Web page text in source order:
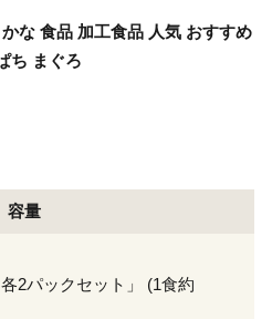
な 食品 加工食品 人気 おすすめ
ち まぐろ
容量
2パックセット」 (1食約